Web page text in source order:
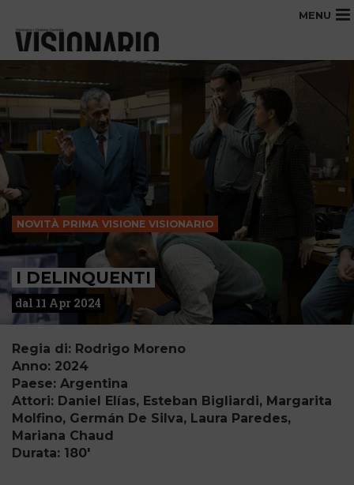
MENU
NOVITÀ PRIMA VISIONE VISIONARIO
I DELINQUENTI
dal 11 Apr 2024
Regia di: Rodrigo Moreno
Anno: 2024
Paese: Argentina
Attori: Daniel Elías, Esteban Bigliardi, Margarita
Molfino, Germán De Silva, Laura Paredes,
Mariana Chaud
Durata: 180'